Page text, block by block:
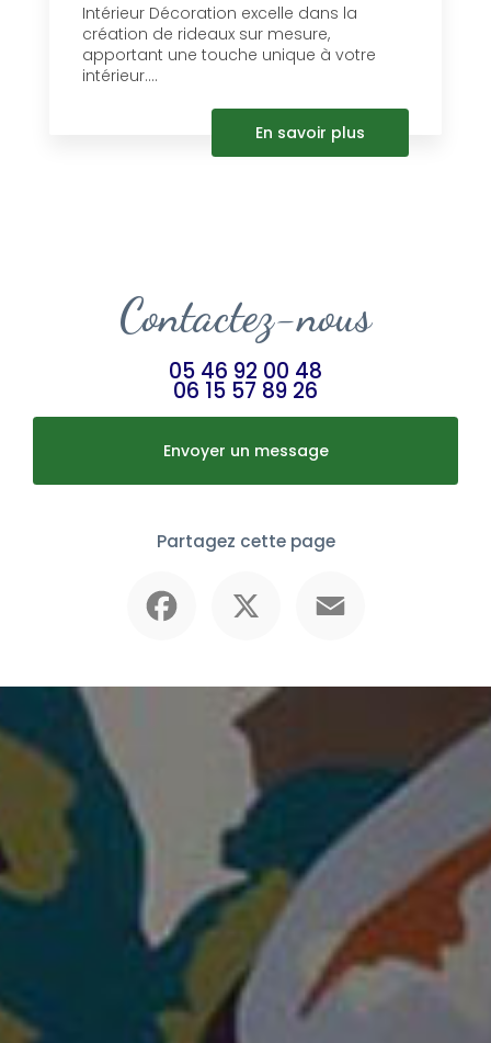
Intérieur Décoration excelle dans la
création de rideaux sur mesure,
apportant une touche unique à votre
intérieur....
En savoir plus
Contactez-nous
05 46 92 00 48
06 15 57 89 26
Envoyer un message
Partagez cette page